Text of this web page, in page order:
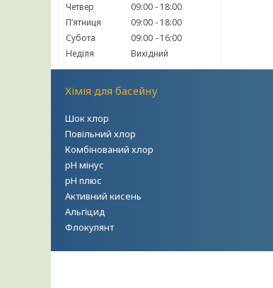
Четвер
09:00
18:00
Пʼятниця
09:00
18:00
Субота
09:00
16:00
Неділя
Вихідний
Хімія для басейну
Шок хлор
Повільний хлор
Комбінований хлор
рН мінус
рН плюс
Активний кисень
Альгіцид
Флокулянт